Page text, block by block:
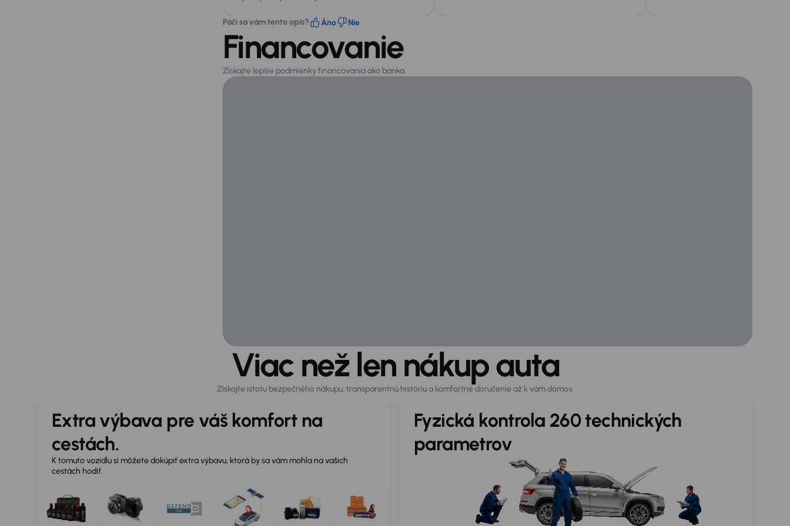
Páči sa vám tento opis? Áno Nie
Financovanie
Získajte lepšie podmienky financovania ako banka.
Viac než len nákup auta
Získajte istotu bezpečného nákupu, transparentnú históriu a komfortné doručenie až k vám domov.
Extra výbava pre váš komfort na
cestách.
K tomuto vozidlu si môžete dokúpiť extra výbavu, ktorá by sa vám mohla na vašich
cestách hodiť.
Fyzická kontrola 260 technických
parametrov